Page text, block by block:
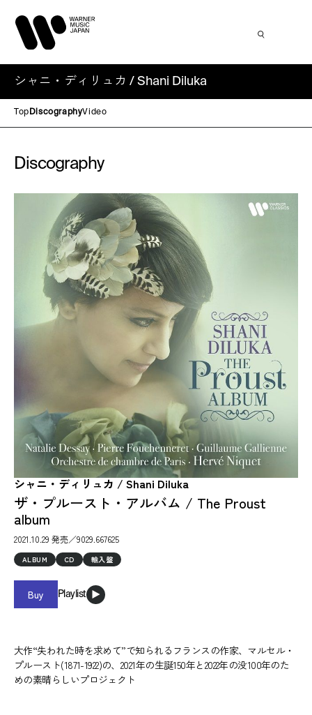
シャニ・ディリュカ / Shani Diluka
Top DiscographyVideo
Discography
シャニ・ディリュカ / Shani Diluka
ザ・プルースト・アルバム / The Proust
album
2021.10.29 発売／9029.667625
ALBUM CD 輸入盤
Buy Playlist
大作“失われた時を求めて”で知られるフランスの作家、マルセル・
プルースト(1871-1922)の、2021年の生誕150年と2022年の没100年のた
めの素晴らしいプロジェクト